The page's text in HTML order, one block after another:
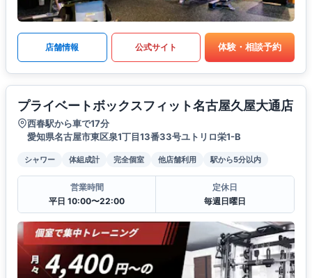
店舗情報 公式サイト 体験・相談予約
プライベートボックスフィット名古屋久屋大通店
西春駅から車で17分
愛知県名古屋市東区泉1丁目13番33号ユトリロ栄1-B
シャワー 体組成計 完全個室 他店舗利用 駅から5分以内
営業時間
平日 10:00〜22:00
定休日
毎週日曜日